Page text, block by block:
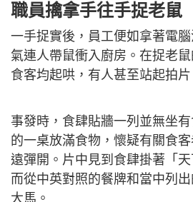
職員擒拿手往手捉老鼠
一手捉實後，員工便如拿著電
氣連人帶鼠衝入廚房。在捉老
食客均起哄，有人甚至站起拍片
事發時，食肆貼牆一列並無坐
的一桌放滿食物，懷疑有關食
遠彈開。片中見到食肆掛著「天
而從中英對照的餐牌和當中列
大馬。